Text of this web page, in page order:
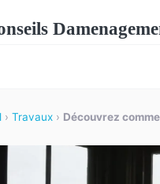
› Travaux › Découvrez